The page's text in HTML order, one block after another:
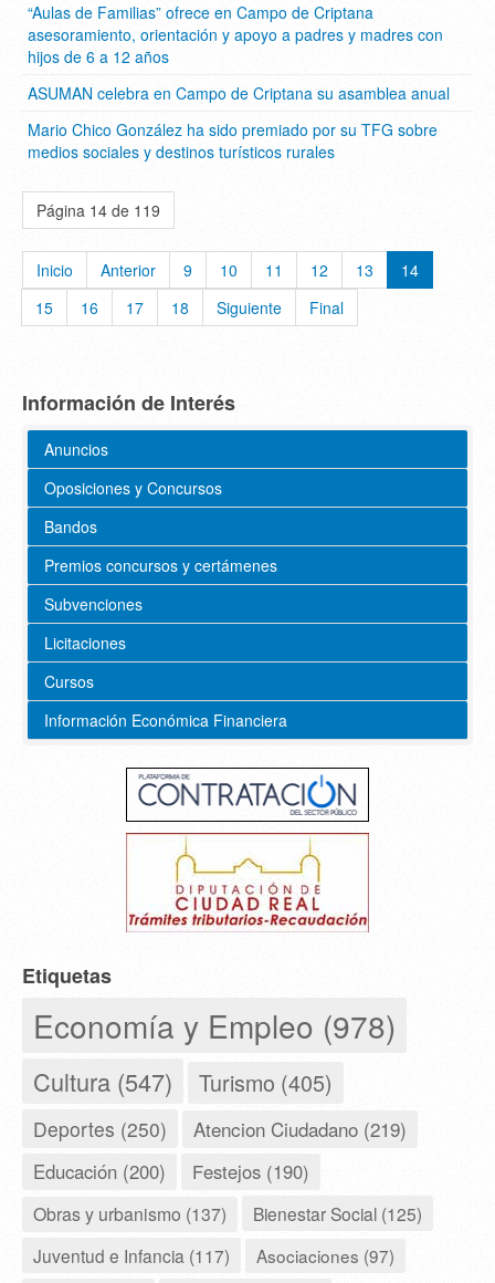
“Aulas de Familias” ofrece en Campo de Criptana
asesoramiento, orientación y apoyo a padres y madres con
hijos de 6 a 12 años
ASUMAN celebra en Campo de Criptana su asamblea anual
Mario Chico González ha sido premiado por su TFG sobre
medios sociales y destinos turísticos rurales
Página 14 de 119
Inicio Anterior 9 10 11 12 13
14
15
16 17 18 Siguiente Final
Información de Interés
Anuncios
Oposiciones y Concursos
Bandos
Premios concursos y certámenes
Subvenciones
Licitaciones
Cursos
Información Económica Financiera
Etiquetas
Economía y Empleo (978)
Cultura (547) Turismo (405)
Deportes (250) Atencion Ciudadano (219)
Educación (200) Festejos (190)
Obras y urbanismo (137)
Bienestar Social (125)
Juventud e Infancia (117)
Asociaciones (97)